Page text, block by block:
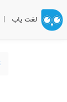
لغت یاب |